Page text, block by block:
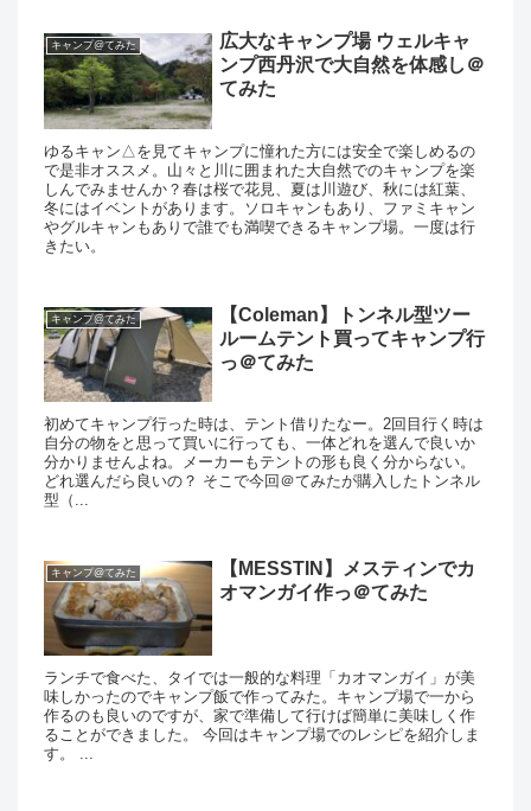
キャンプ@てみた
広大なキャンプ場 ウェルキャ
ンプ西丹沢で大自然を体感し＠
てみた
ゆるキャン△を見てキャンプに憧れた方には安全で楽しめるの
で是非オススメ。山々と川に囲まれた大自然でのキャンプを楽
しんでみませんか？春は桜で花見、夏は川遊び、秋には紅葉、
冬にはイベントがあります。ソロキャンもあり、ファミキャン
やグルキャンもありで誰でも満喫できるキャンプ場。一度は行
きたい。
キャンプ@てみた
【Coleman】トンネル型ツー
ルームテント買ってキャンプ行
っ＠てみた
初めてキャンプ行った時は、テント借りたなー。2回目行く時は
自分の物をと思って買いに行っても、一体どれを選んで良いか
分かりませんよね。メーカーもテントの形も良く分からない。
どれ選んだら良いの？ そこで今回＠てみたが購入したトンネル
型（...
キャンプ@てみた
【MESSTIN】メスティンでカ
オマンガイ作っ＠てみた
ランチで食べた、タイでは一般的な料理「カオマンガイ」が美
味しかったのでキャンプ飯で作ってみた。キャンプ場で一から
作るのも良いのですが、家で準備して行けば簡単に美味しく作
ることができました。 今回はキャンプ場でのレシピを紹介しま
す。 ...